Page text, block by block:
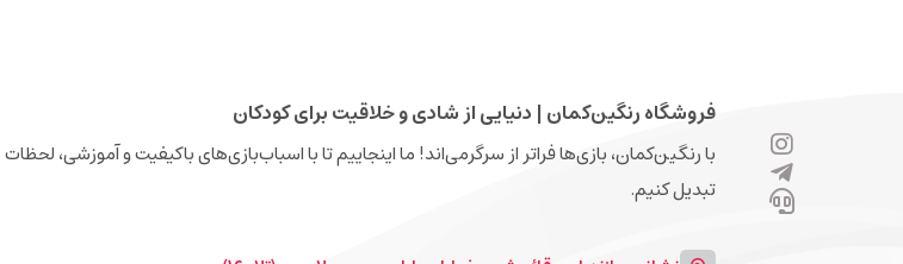
فروشگاه رنگین‌کمان | دنیایی از شادی و خلاقیت برای کودکان
با رنگین‌کمان، بازی‌ها فراتر از سرگرمی‌اند! ما اینجاییم تا با اسباب‌بازی‌های باکیفیت و آموزشی،
تبدیل کنیم.